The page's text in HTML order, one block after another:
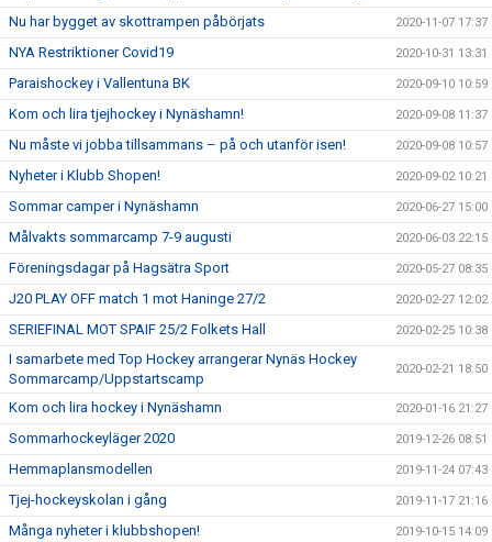
Nu har bygget av skottrampen påbörjats 2020-11-07 17:37
NYA Restriktioner Covid19 2020-10-31 13:31
Paraishockey i Vallentuna BK 2020-09-10 10:59
Kom och lira tjejhockey i Nynäshamn! 2020-09-08 11:37
Nu måste vi jobba tillsammans – på och utanför isen! 2020-09-08 10:57
Nyheter i Klubb Shopen! 2020-09-02 10:21
Sommar camper i Nynäshamn 2020-06-27 15:00
Målvakts sommarcamp 7-9 augusti 2020-06-03 22:15
Föreningsdagar på Hagsätra Sport 2020-05-27 08:35
J20 PLAY OFF match 1 mot Haninge 27/2 2020-02-27 12:02
SERIEFINAL MOT SPAIF 25/2 Folkets Hall 2020-02-25 10:38
I samarbete med Top Hockey arrangerar Nynäs Hockey
Sommarcamp/Uppstartscamp
2020-02-21 18:50
Kom och lira hockey i Nynäshamn 2020-01-16 21:27
Sommarhockeyläger 2020 2019-12-26 08:51
Hemmaplansmodellen 2019-11-24 07:43
Tjej-hockeyskolan i gång 2019-11-17 21:16
Många nyheter i klubbshopen! 2019-10-15 14:09